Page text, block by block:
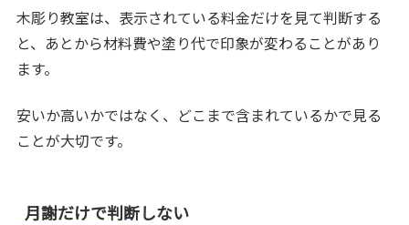
木彫り教室は、表示されている料金だけを見て判断する
と、あとから材料費や塗り代で印象が変わることがあり
ます。
安いか高いかではなく、どこまで含まれているかで見る
ことが大切です。
月謝だけで判断しない